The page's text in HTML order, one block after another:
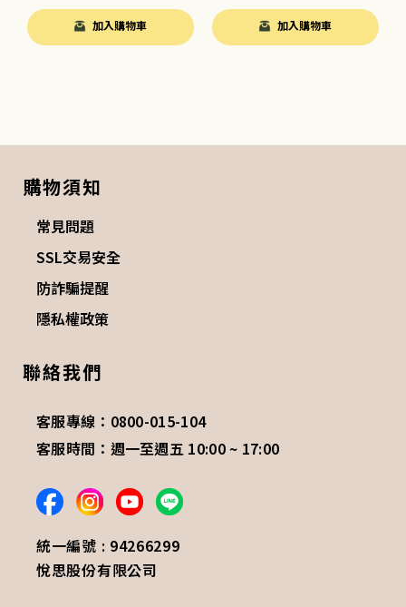
加入購物車 加入購物車
購物須知
常見問題
SSL交易安全
防詐騙提醒
隱私權政策
聯絡我們
客服專線：0800-015-104
客服時間：週一至週五 10:00 ~ 17:00
統一編號 : 94266299
悅思股份有限公司